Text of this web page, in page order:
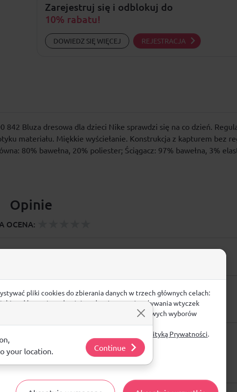
Zarejestruj się i odblokuj do
10% rabatu!
DOWIEDZ SIĘ WIĘCEJ REJESTRACJA
Bluza dresowa dla dzieci Nike sprawdzi się na co dzień.
materiału. Miękkie wyściełanie. Konstrukcja z kapturem bez
80% bawełna, 20% poliester; Ściągacz: 97% bawełna, 3%
Opinie
OCENA:
żadnej recenzji produktu
pytań. Bądź pierwszy :)
pliki cookies do zbierania danych w trzech głównych celach:
reklam w innych miejscach w internecie, używania wtyczek
lub przejdź do ustawień, by dokonać szczegółowych wyborów
Twoje dane, odwiedź naszą
Polityką Prywatności
your location.
Continue